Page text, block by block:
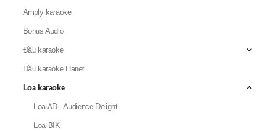
Amply karaoke
Bonus Audio
Đầu karaoke
Đầu karaoke Hanet
Loa karaoke
Loa AD - Audience Delight
Loa BIK